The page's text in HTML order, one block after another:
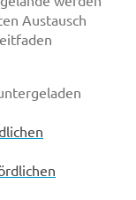
Austausch